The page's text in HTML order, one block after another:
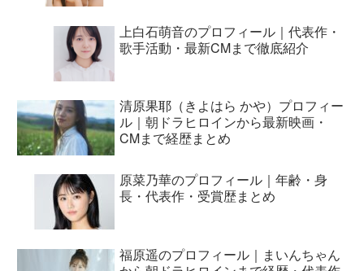
上白石萌音のプロフィール｜代表作・
歌手活動・最新CMまで徹底紹介
清原果耶（きよはら かや）プロフィー
ル｜朝ドラヒロインから最新映画・
CMまで経歴まとめ
原菜乃華のプロフィール｜年齢・身
長・代表作・受賞歴まとめ
福原遥のプロフィール｜まいんちゃん